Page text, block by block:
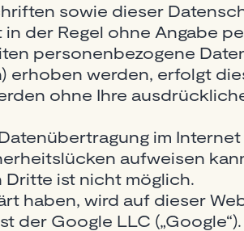
sowie dieser
der Regel ohne Angabe
personenbezogene
erhoben werden, erfolgt
ohne Ihre
im Internet
aufweisen
Dritte ist nicht möglich.
haben, wird auf dieser
der Google LLC